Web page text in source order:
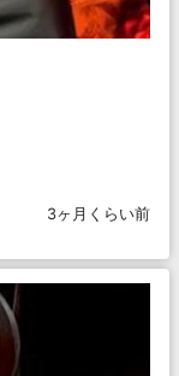
3ヶ月くらい前